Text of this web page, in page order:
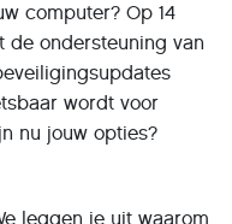
computer? Op 14
de ondersteuning van
wordt voor
nu jouw opties?
leggen je uit waarom